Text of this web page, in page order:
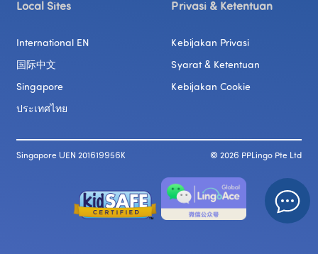
Local Sites
International EN
国际中文
Singapore
ประเทศไทย
Privasi & Ketentuan
Kebijakan Privasi
Syarat & Ketentuan
Kebijakan Cookie
Singapore UEN 201619956K © 2026 PPLingo Pte Ltd